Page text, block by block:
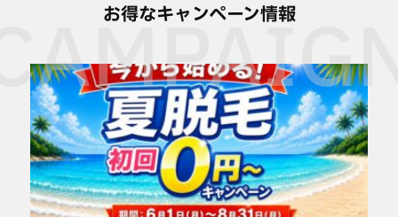
すが、医療脱毛がうたっている永久脱毛という表現は永久
再生率が基準値に入っていれば永久脱毛と表現してよいこ
とになっています。実際には美容脱毛でも大差の無い効果
があります。詳しくは来店時に質問くだされば詳しくご説
明させていただきます。
お得なキャンペーン情報